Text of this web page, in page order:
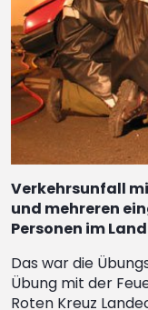
Verkehrsunfall
und mehreren
Personen im
Das war die
Übung mit der
Roten Kreuz